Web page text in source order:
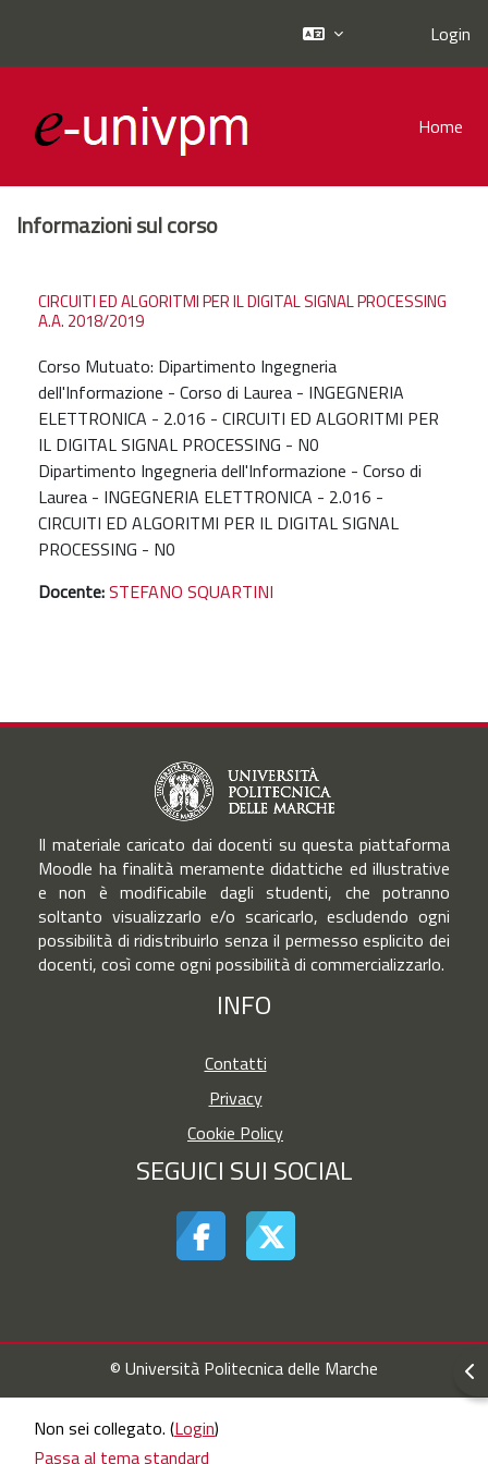
Login
Home
Informazioni sul corso
CIRCUITI ED ALGORITMI PER IL DIGITAL SIGNAL PROCESSING
A.A. 2018/2019
Corso Mutuato: Dipartimento Ingegneria
dell'Informazione - Corso di Laurea - INGEGNERIA
ELETTRONICA - 2.016 - CIRCUITI ED ALGORITMI PER
IL DIGITAL SIGNAL PROCESSING - N0
Dipartimento Ingegneria dell'Informazione - Corso di
Laurea - INGEGNERIA ELETTRONICA - 2.016 -
CIRCUITI ED ALGORITMI PER IL DIGITAL SIGNAL
PROCESSING - N0
Docente:STEFANO SQUARTINI
Il materiale caricato dai docenti su questa piattaforma
Moodle ha finalità meramente didattiche ed illustrative
e non è modificabile dagli studenti, che potranno
soltanto visualizzarlo e/o scaricarlo, escludendo ogni
possibilità di ridistribuirlo senza il permesso esplicito dei
docenti, così come ogni possibilità di commercializzarlo.
INFO
Contatti
Privacy
Cookie Policy
SEGUICI SUI SOCIAL
© Università Politecnica delle Marche
Non sei collegato. (Login)
Passa al tema standard